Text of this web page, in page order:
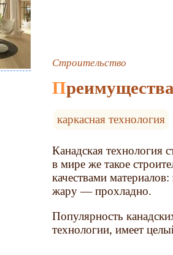
Строительство
каркасная технология
Канадская технология
в мире же такое
качествами
жару — прохладно.
Популярность
технологии, имеет